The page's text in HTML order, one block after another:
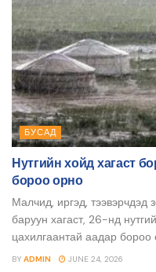
БУСАД
Нутгийн хойд хагаст
бороо орно
Малчид, иргэд, тээвэрчдэд
баруун хагаст, 26-нд
цахилгаантай аадар
BY ADMIN JUNE 24, 2026